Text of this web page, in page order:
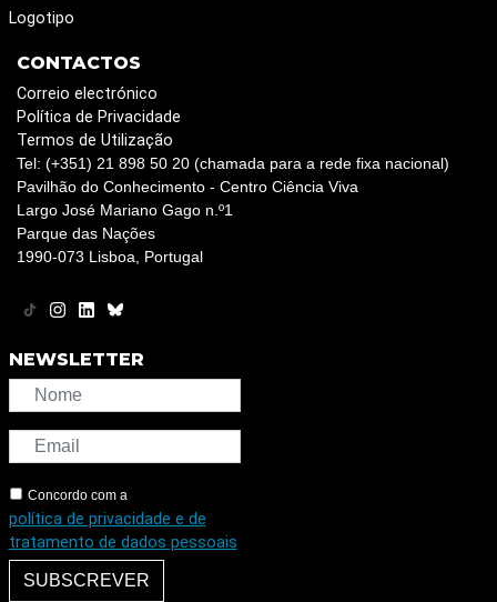
Logotipo
CONTACTOS
Correio electrónico
Política de Privacidade
Termos de Utilização
Tel: (+351) 21 898 50 20 (chamada para a rede fixa nacional)
Pavilhão do Conhecimento - Centro Ciência Viva
Largo José Mariano Gago n.º1
Parque das Nações
1990-073 Lisboa, Portugal
NEWSLETTER
Concordo com a
política de privacidade e de
tratamento de dados pessoais
SUBSCREVER